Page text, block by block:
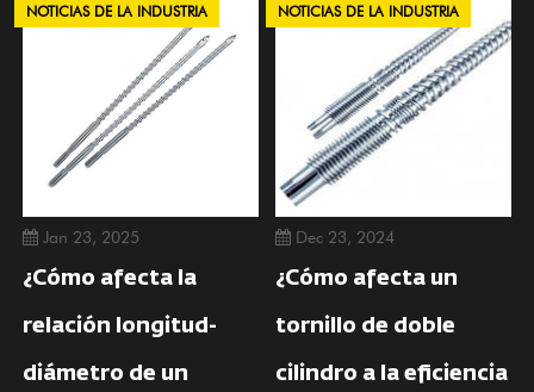
NOTICIAS DE LA INDUSTRIA
Jan 23, 2025
¿Cómo afecta la
relación longitud-
diámetro de un
NOTICIAS DE LA INDUSTRIA
Dec 23, 2024
¿Cómo afecta un
tornillo de doble
cilindro a la eficiencia